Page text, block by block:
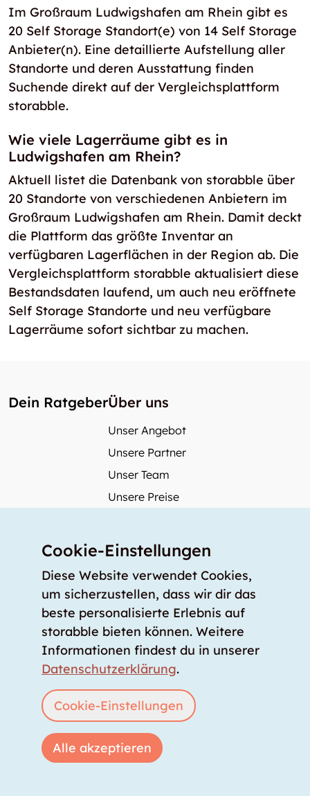
Im Großraum Ludwigshafen am Rhein gibt es
20 Self Storage Standort(e) von 14 Self Storage
Anbieter(n). Eine detaillierte Aufstellung aller
Standorte und deren Ausstattung finden
Suchende direkt auf der Vergleichsplattform
storabble.
Wie viele Lagerräume gibt es in
Ludwigshafen am Rhein?
Aktuell listet die Datenbank von storabble über
20 Standorte von verschiedenen Anbietern im
Großraum Ludwigshafen am Rhein. Damit deckt
die Plattform das größte Inventar an
verfügbaren Lagerflächen in der Region ab. Die
Vergleichsplattform storabble aktualisiert diese
Bestandsdaten laufend, um auch neu eröffnete
Self Storage Standorte und neu verfügbare
Lagerräume sofort sichtbar zu machen.
Dein RatgeberÜber uns
Unser Angebot
Unsere Partner
Unser Team
Unsere Preise
storabble Österreich
Mehr über storabble
Medienbeiträge
Wie gross muss ein Lagerraum sein?
Was kostet ein Lagerraum?
Für Lageranbieter
Anmelden Lagerraum inserieren
Cookie-Einstellungen
Diese Website verwendet Cookies,
um sicherzustellen, dass wir dir das
beste personalisierte Erlebnis auf
storabble bieten können. Weitere
Informationen findest du in unserer
Datenschutzerklärung.
Cookie-Einstellungen
Alle akzeptieren